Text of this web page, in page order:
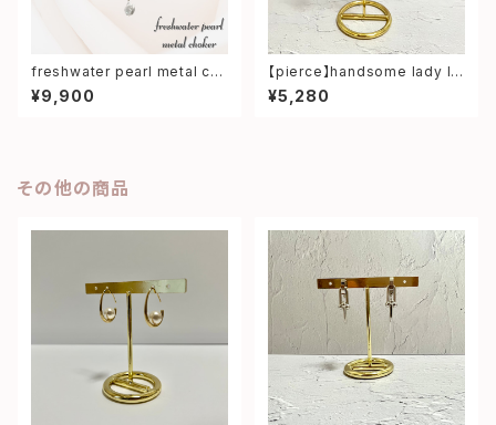
freshwater pearl metal ch
oker
¥9,900
【pierce】handsome lady lo
ng pierce
¥5,280
その他の商品